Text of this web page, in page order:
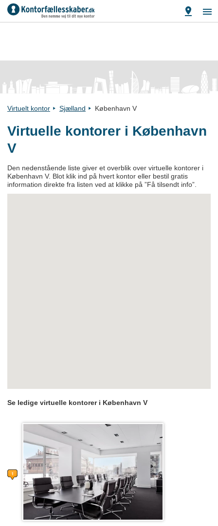
Virtuelt kontor Sjælland København V
Virtuelle kontorer i København
V
Den nedenstående liste giver et overblik over virtuelle kontorer i
København V. Blot klik ind på hvert kontor eller bestil gratis
information direkte fra listen ved at klikke på ”Få tilsendt info”.
Se ledige virtuelle kontorer i København V